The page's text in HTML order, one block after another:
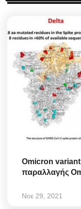
Omicron
παραλλαγής
Νοε 29, 2021